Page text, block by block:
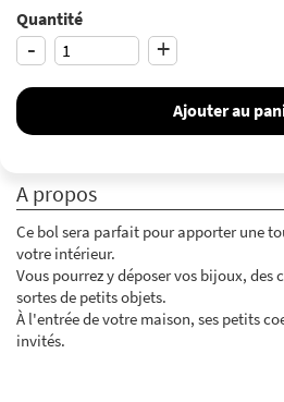
Quantité
- +
Ajouter au
A propos
Ce bol sera parfait pour apporter une
votre intérieur.
Vous pourrez y déposer vos bijoux,
sortes de petits objets.
À l'entrée de votre maison, ses petits
invités.